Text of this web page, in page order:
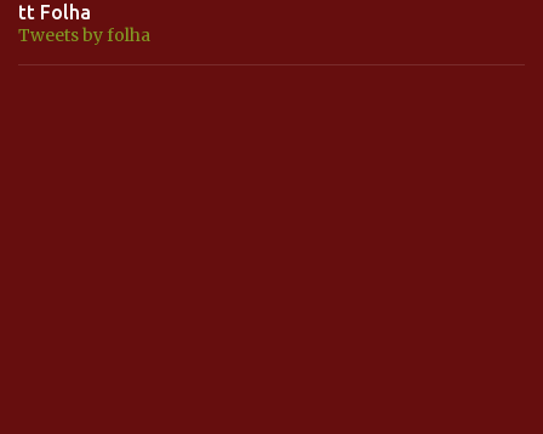
tt Folha
Tweets by folha